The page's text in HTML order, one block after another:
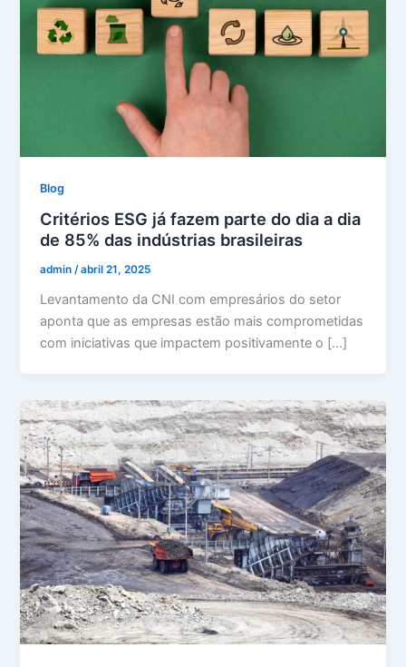
Blog
Critérios ESG já fazem parte do dia a dia
de 85% das indústrias brasileiras
admin/abril 21, 2025
Levantamento da CNI com empresários do setor
aponta que as empresas estão mais comprometidas
com iniciativas que impactem positivamente o […]